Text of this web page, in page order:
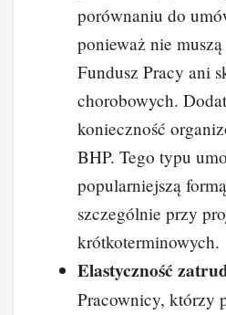
porównaniu do
ponieważ nie muszą
Fundusz Pracy ani
chorobowych.
konieczność
BHP. Tego typu
popularniejszą
szczególnie przy
krótkoterminowych.
Elastyczność
Pracownicy, którzy